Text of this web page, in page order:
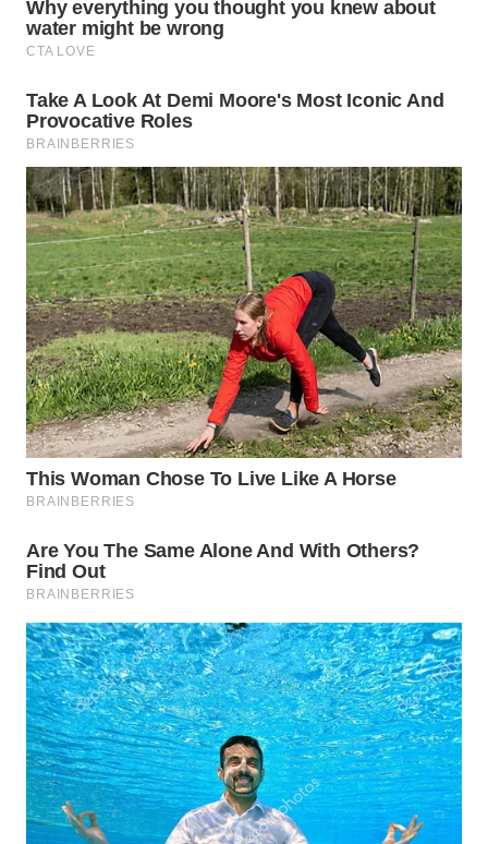
WN
KEPULAUAN
WN
TANGERANG
WN
BINJAI
WN
CIREBON
WN
INDRAMAYU
WN
KUNINGAN
MAJALENGKA
SUBANG
WN
SUKABUMI
WN
PURWAKARTA